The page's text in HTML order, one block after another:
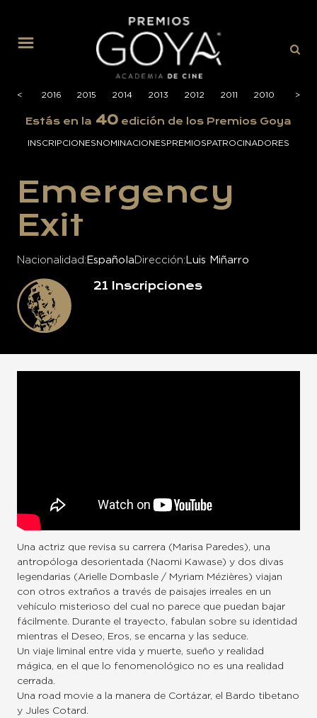
<
2017 2016 2015 2014 2013 2012 2011 2010 2009
>
Estás en la 40 edición de los Premios Goya
INSCRIPCIONESNOMINACIONESPREMIOSPATROCINADORES
Emergency
Exit
Nacionalidad Española Dirección Luis Miñarro
21 Inscripciones
Una actriz que revisa su carrera (Marisa Paredes), una
antropóloga desorientada (Naomi Kawase) y dos divas
legendarias (Arielle Dombasle / Myriam Mézières) viajan
con otros extraños a través de paisajes irreales en un
vehículo misterioso del cual no parece que puedan bajar
fácilmente. Durante el trayecto, fabulan sobre su identidad
mientras el Deseo, Eros, se encarna y las seduce.
Un viaje liminal entre vida y muerte, sueño y realidad
mágica, en el que lo fenomenológico no es una realidad
cerrada.
Una road movie a la manera de Cortázar, el Bardo tibetano
y Jules Cotard.